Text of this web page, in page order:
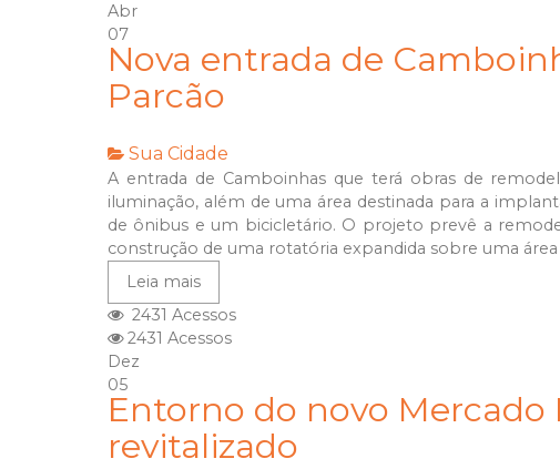
Abr
07
Nova entrada de
Parcão
Sua Cidade
A entrada de Camboinhas que terá obras de
iluminação, além de uma área destinada para a
de ônibus e um bicicletário. O projeto prevê a
construção de uma rotatória expandida sobre uma área
Leia mais
2431 Acessos
2431 Acessos
Dez
05
Entorno do novo
revitalizado